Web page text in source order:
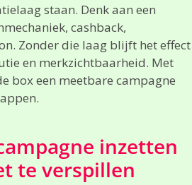
staan. Denk aan een
cashback,
Zonder die laag blijft het effect
en merkzichtbaarheid. Met
box een meetbare campagne
inzetten
te verspillen